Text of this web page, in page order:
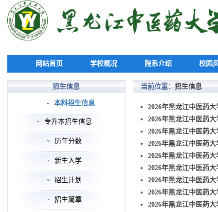
网站首页 学校概况 院系介绍 校园
招生信息
本科招生信息
专升本招生信息
历年分数
新生入学
招生计划
招生简章
当前位置： 招生信息
2026年黑龙江中医药
2026年黑龙江中医药
2026年黑龙江中医药
2026年黑龙江中医药
2026年黑龙江中医药
2026年黑龙江中医药
2026年黑龙江中医药
2026年黑龙江中医药
2026年黑龙江中医药